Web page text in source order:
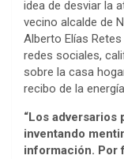
idea de desviar la
vecino alcalde de
Alberto Elías
redes sociales,
sobre la casa
recibo de la
“Los adversarios
inventando
información. Por